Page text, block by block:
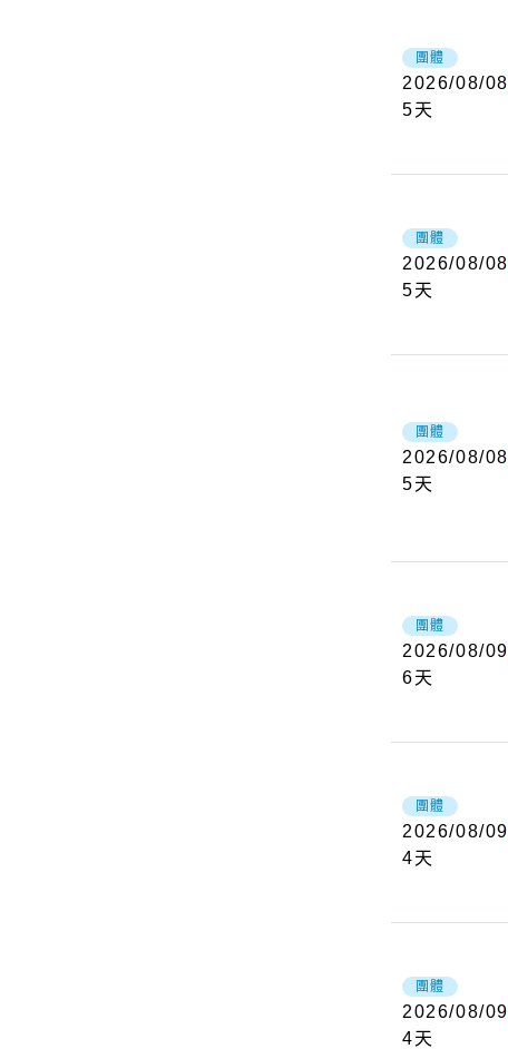
團體
2026/08/08
5天
團體
2026/08/08
5天
團體
2026/08/08
5天
團體
2026/08/09
6天
團體
2026/08/09
4天
團體
2026/08/09
4天